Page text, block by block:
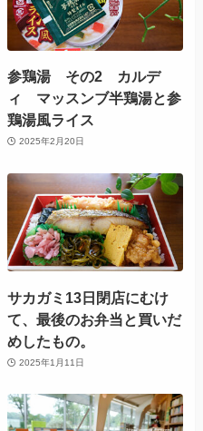
参鶏湯 その2 カルデ
ィ マッスンブ半鶏湯と参
鶏湯風ライス
2025年2月20日
サカガミ13日閉店にむけ
て、最後のお弁当と買いだ
めしたもの。
2025年1月11日